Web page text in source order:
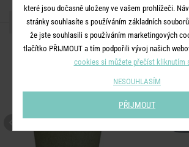
DALŠÍ PRODUKTY ZE
které jsou dočasně uloženy ve vašem prohlížeči.
stránky souhlasíte s používáním základních
že jste souhlasili s používáním marketingových
tlačítko PŘIJMOUT a tím podpořili vývoj našich
cookies si můžete přečíst kliknutím
NESOUHLASÍM
PŘIJMOUT